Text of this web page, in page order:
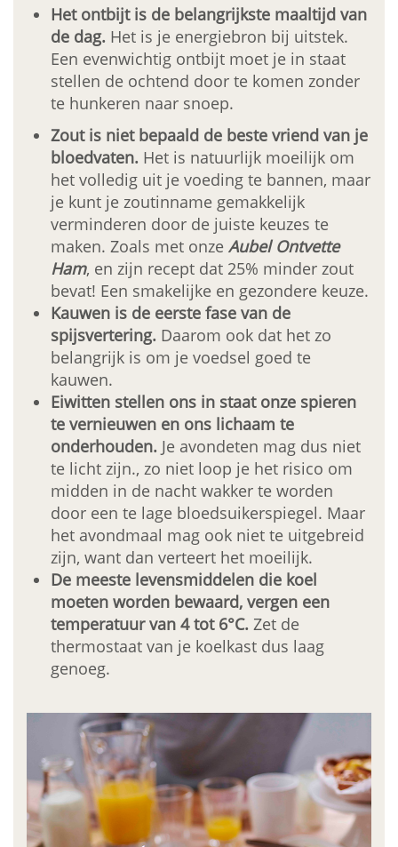
Het ontbijt is de belangrijkste maaltijd van
de dag. Het is je energiebron bij uitstek.
Een evenwichtig ontbijt moet je in staat
stellen de ochtend door te komen zonder
te hunkeren naar snoep.
Zout is niet bepaald de beste vriend van je
bloedvaten. Het is natuurlijk moeilijk om
het volledig uit je voeding te bannen, maar
je kunt je zoutinname gemakkelijk
verminderen door de juiste keuzes te
maken. Zoals met onze Aubel Ontvette
Ham, en zijn recept dat 25% minder zout
bevat! Een smakelijke en gezondere keuze.
Kauwen is de eerste fase van de
spijsvertering. Daarom ook dat het zo
belangrijk is om je voedsel goed te
kauwen.
Eiwitten stellen ons in staat onze spieren
te vernieuwen en ons lichaam te
onderhouden. Je avondeten mag dus niet
te licht zijn., zo niet loop je het risico om
midden in de nacht wakker te worden
door een te lage bloedsuikerspiegel. Maar
het avondmaal mag ook niet te uitgebreid
zijn, want dan verteert het moeilijk.
De meeste levensmiddelen die koel
moeten worden bewaard, vergen een
temperatuur van 4 tot 6°C. Zet de
thermostaat van je koelkast dus laag
genoeg.